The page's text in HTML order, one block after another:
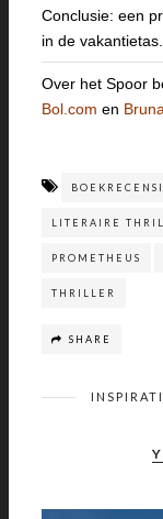
Conclusie: een
in de vakantietas.
Over het Spoor
Bol.com en Bruna
LITERAIRE
PROMETHEUS
THRILLER
SHARE